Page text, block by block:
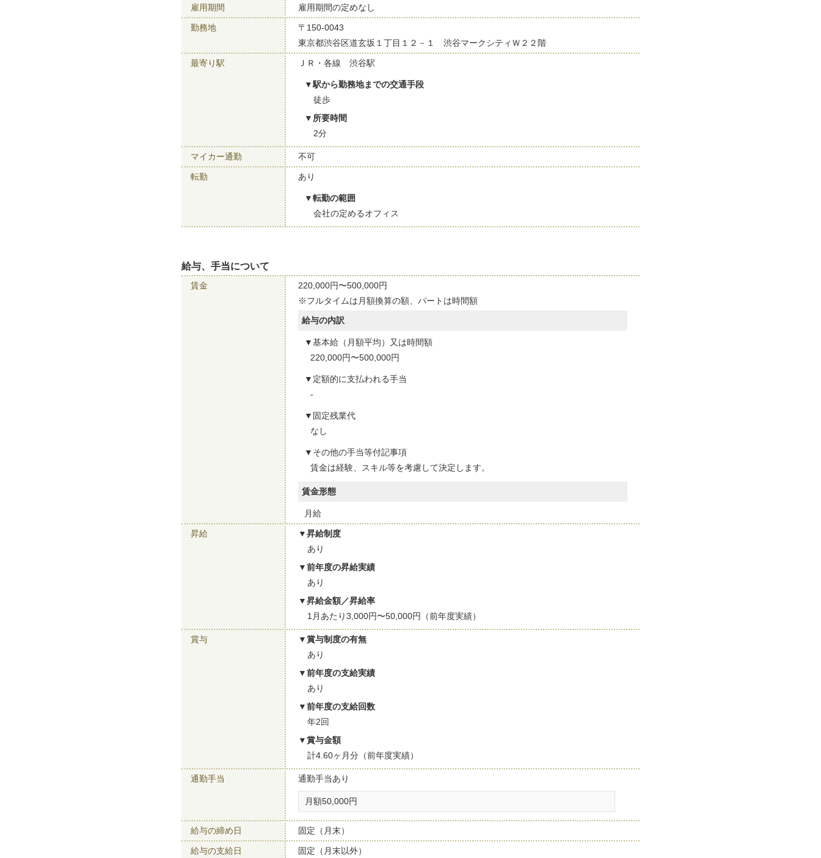
雇用期間 雇用期間の定めなし
勤務地
〒150-0043
東京都渋谷区道玄坂１丁目１２－１ 渋谷マークシティＷ２２階
最寄り駅 ＪＲ・各線 渋谷駅
駅から勤務地までの交通手段
徒歩
所要時間
2分
マイカー通勤 不可
転勤 あり
転勤の範囲
会社の定めるオフィス
給与、手当について
賃金
220,000円〜500,000円
※フルタイムは月額換算の額、パートは時間額
給与の内訳
基本給（月額平均）又は時間額
220,000円〜500,000円
定額的に支払われる手当
-
固定残業代
なし
その他の手当等付記事項
賃金は経験、スキル等を考慮して決定します。
賃金形態
月給
昇給
昇給制度
あり
前年度の昇給実績
あり
昇給金額／昇給率
1月あたり3,000円〜50,000円（前年度実績）
賞与
賞与制度の有無
あり
前年度の支給実績
あり
前年度の支給回数
年2回
賞与金額
計4.60ヶ月分（前年度実績）
通勤手当 通勤手当あり
月額50,000円
給与の締め日 固定（月末）
給与の支給日
固定（月末以外）